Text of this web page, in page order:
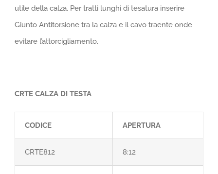
utile della calza. Per tratti lunghi di tesatura inserire
Giunto Antitorsione tra la calza e il cavo traente onde
evitare l’attorcigliamento.
CRTE CALZA DI TESTA
CODICE APERTURA
CRTE812 8:12